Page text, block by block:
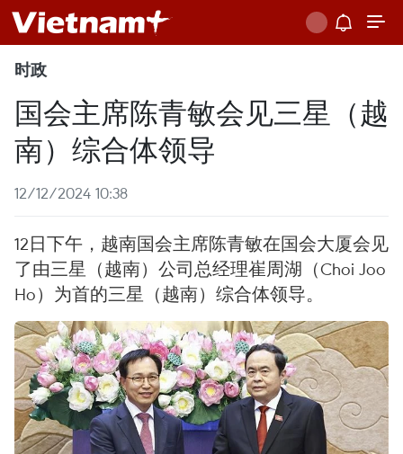
时政
国会主席陈青敏会见三星（越
南）综合体领导
12/12/2024 10:38
12日下午，越南国会主席陈青敏在国会大厦会见
了由三星（越南）公司总经理崔周湖（Choi Joo
Ho）为首的三星（越南）综合体领导。